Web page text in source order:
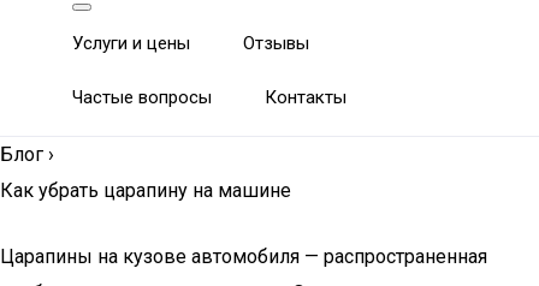
Услуги и цены Отзывы
Частые вопросы Контакты
Блог ›
Как убрать царапину на машине
Царапины на кузове автомобиля — распространенная